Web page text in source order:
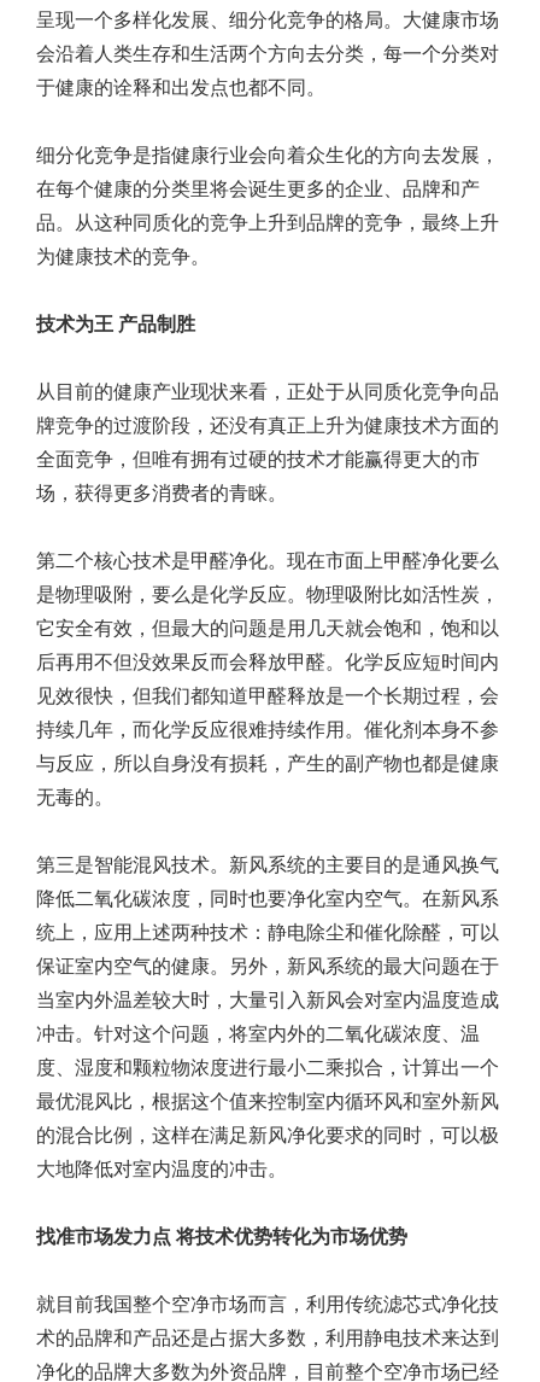
呈现一个多样化发展、细分化竞争的格局。大健康市场
会沿着人类生存和生活两个方向去分类，每一个分类对
于健康的诠释和出发点也都不同。
细分化竞争是指健康行业会向着众生化的方向去发展，
在每个健康的分类里将会诞生更多的企业、品牌和产
品。从这种同质化的竞争上升到品牌的竞争，最终上升
为健康技术的竞争。
技术为王 产品制胜
从目前的健康产业现状来看，正处于从同质化竞争向品
牌竞争的过渡阶段，还没有真正上升为健康技术方面的
全面竞争，但唯有拥有过硬的技术才能赢得更大的市
场，获得更多消费者的青睐。
第二个核心技术是甲醛净化。现在市面上甲醛净化要么
是物理吸附，要么是化学反应。物理吸附比如活性炭，
它安全有效，但最大的问题是用几天就会饱和，饱和以
后再用不但没效果反而会释放甲醛。化学反应短时间内
见效很快，但我们都知道甲醛释放是一个长期过程，会
持续几年，而化学反应很难持续作用。催化剂本身不参
与反应，所以自身没有损耗，产生的副产物也都是健康
无毒的。
第三是智能混风技术。新风系统的主要目的是通风换气
降低二氧化碳浓度，同时也要净化室内空气。在新风系
统上，应用上述两种技术：静电除尘和催化除醛，可以
保证室内空气的健康。另外，新风系统的最大问题在于
当室内外温差较大时，大量引入新风会对室内温度造成
冲击。针对这个问题，将室内外的二氧化碳浓度、温
度、湿度和颗粒物浓度进行最小二乘拟合，计算出一个
最优混风比，根据这个值来控制室内循环风和室外新风
的混合比例，这样在满足新风净化要求的同时，可以极
大地降低对室内温度的冲击。
找准市场发力点 将技术优势转化为市场优势
就目前我国整个空净市场而言，利用传统滤芯式净化技
术的品牌和产品还是占据大多数，利用静电技术来达到
净化的品牌大多数为外资品牌，目前整个空净市场已经